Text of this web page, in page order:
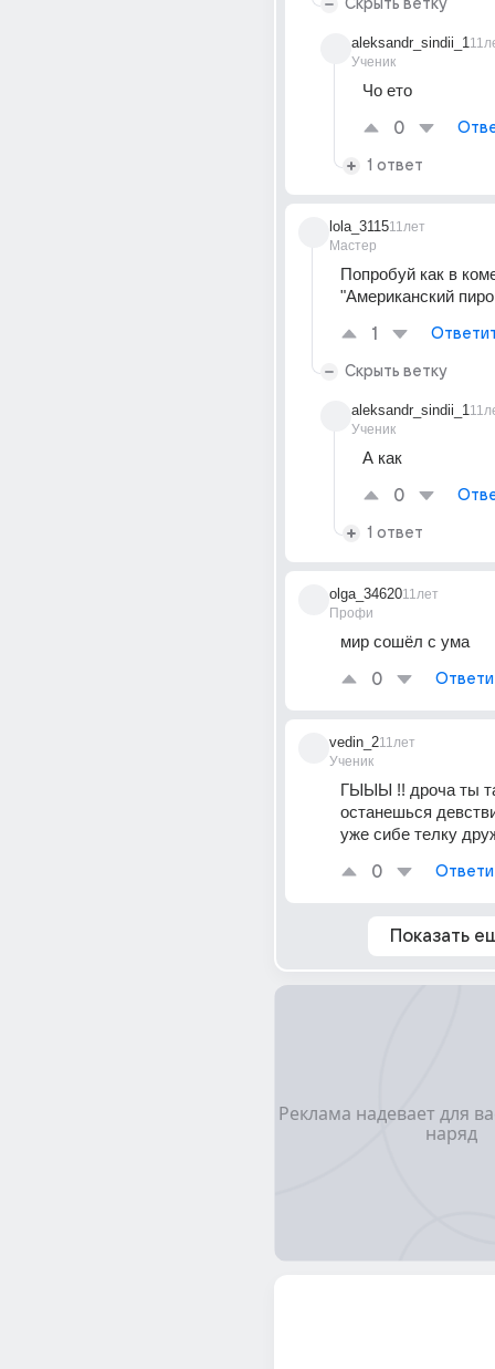
Скрыть ветку
aleksandr_sindii_1
Ученик
Чо ето
0
1 ответ
lola_3115
Мастер
11лет
Попробуй как в
"Американский
1
Скрыть ветку
aleksandr_sindii_1
Ученик
А как
0
1 ответ
olga_34620
Профи
11лет
мир сошёл с ума
0
vedin_2
Ученик
11лет
ГЫЫЫ !! дроча ты
останешься
уже сибе телку
0
Показать